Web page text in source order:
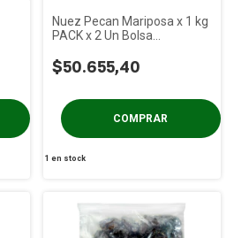
Nuez Pecan Mariposa x 1 kg
PACK x 2 Un Bolsa
$50.655,40
1 en stock